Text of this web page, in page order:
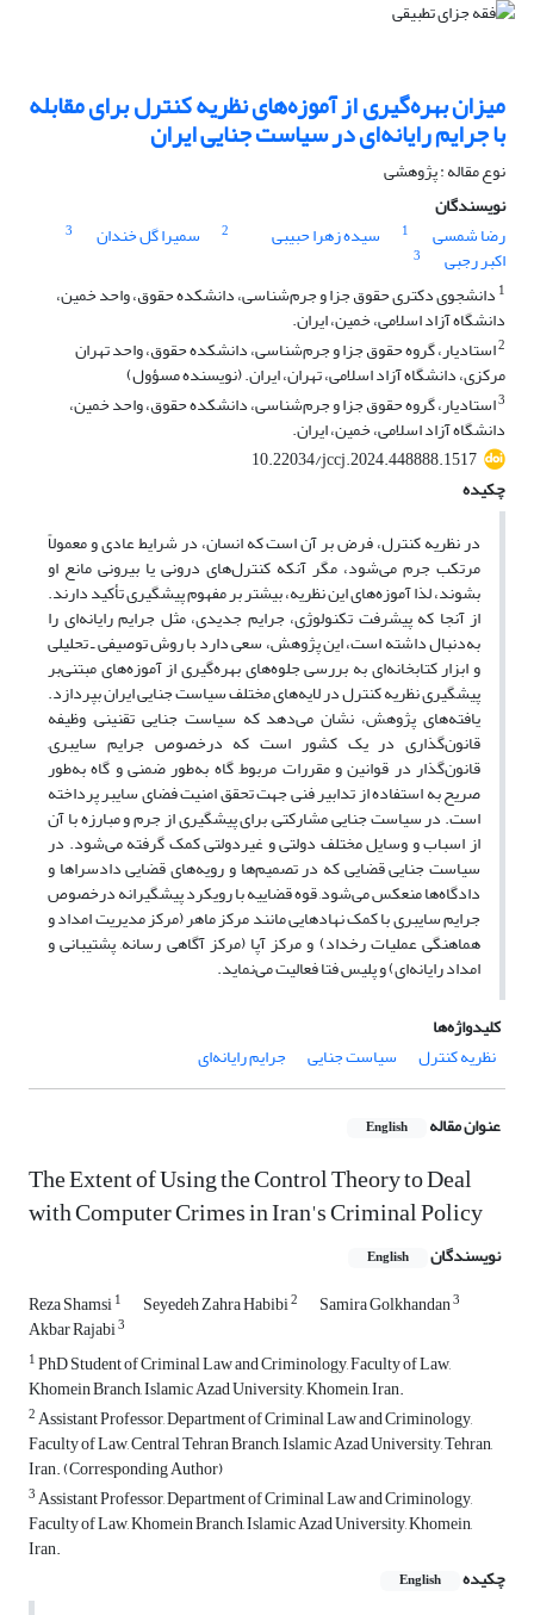
میزان بهره‌گیری از آموزه‌های نظریه کنترل برای مقابله
با جرایم رایانه‌ای در سیاست جنایی ایران
نوع مقاله : پژوهشی
نویسندگان
رضا شمسی
1 سیده زهرا حبیبی 2 سمیرا گل خندان 3
اکبر رجبی
3
1 دانشجوی دکتری حقوق جزا و جرم‌شناسی، دانشکده حقوق، واحد خمین،
دانشگاه آزاد اسلامی، خمین، ایران.
2استادیار، گروه حقوق جزا و جرم‌شناسی، دانشکده حقوق، واحد تهران
مرکزی، دانشگاه آزاد اسلامی، تهران، ایران. (نویسنده مسؤول)
3استادیار، گروه حقوق جزا و جرم‌شناسی، دانشکده حقوق، واحد خمین،
دانشگاه آزاد اسلامی، خمین، ایران.
10.22034/jccj.2024.448888.1517
چکیده
در نظریه کنترل، فرض بر آن است که انسان، در شرایط عادی و معمولاً
مرتکب جرم می‌شود، مگر آنکه کنترل‌های درونی یا بیرونی مانع او
بشوند، لذا آموزه‌های این نظریه، بیشتر بر مفهوم پیشگیری تأکید دارند.
از آنجا که پیشرفت تکنولوژی، جرایم جدیدی، مثل جرایم رایانه‌ای را
به‌دنبال داشته است، این پژوهش، سعی دارد با روش توصیفی ـ تحلیلی
و ابزار کتابخانه‌ای به بررسی جلوه‌های بهره‌گیری از آموزه‌های مبتنی‌بر
پیشگیری نظریه کنترل در لایه‌های مختلف سیاست جنایی ایران بپردازد.
یافته‌های پژوهش، نشان می‌دهد که سیاست جنایی تقنینی, وظیفه
قانون‌گذاری در یک کشور است که درخصوص جرایم سایبری,
قانون‌گذار در قوانین و مقررات مربوط, گاه به‌طور ضمنی و گاه به‌طور
صریح به استفاده از تدابیر فنی جهت تحقق امنیت فضای سایبر پرداخته
است. در سیاست جنایی مشارکتی, برای پیشگیری از جرم و مبارزه با آن
از اسباب و وسایل مختلف دولتی و غیردولتی کمک گرفته می‌شود. در
سیاست جنایی قضایی که در تصمیم‌ها و رویه‌های قضایی دادسراها و
دادگاه‌ها منعکس می‌شود, قوه قضاییه با رویکرد پیشگیرانه درخصوص
جرایم سایبری با کمک نهادهایی مانند مرکز ماهر (مرکز مدیریت امداد و
هماهنگی عملیات رخداد) و مرکز آپا (مرکز آگاهی رسانه, پشتیبانی و
امداد رایانه‌ای) و پلیس فتا فعالیت می‌نماید.
کلیدواژه‌ها
نظریه کنترل
سیاست جنایی جرایم رایانه‌ای
عنوان مقاله English
The Extent of Using the Control Theory to Deal
with Computer Crimes in Iran's Criminal Policy
نویسندگان English
Reza Shamsi1 Seyedeh Zahra Habibi2 Samira Golkhandan3
Akbar Rajabi3
1PhD Student of Criminal Law and Criminology, Faculty of Law,
Khomein Branch, Islamic Azad University, Khomein, Iran.
2Assistant Professor, Department of Criminal Law and Criminology,
Faculty of Law, Central Tehran Branch, Islamic Azad University, Tehran,
Iran. (Corresponding Author)
3Assistant Professor, Department of Criminal Law and Criminology,
Faculty of Law, Khomein Branch, Islamic Azad University, Khomein,
Iran.
چکیده
English